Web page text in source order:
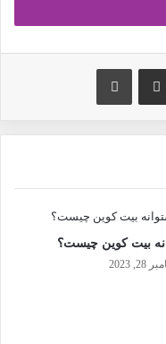
ارسال ایمیل چاپ
بیت کوین چیست؟
2023